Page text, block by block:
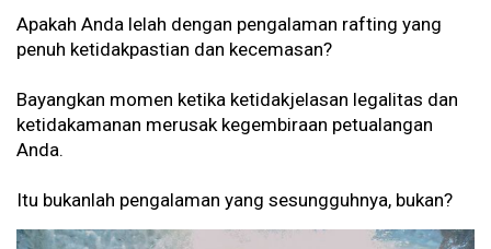
Apakah Anda lelah dengan pengalaman rafting yang
penuh ketidakpastian dan kecemasan?
Bayangkan momen ketika ketidakjelasan legalitas dan
ketidakamanan merusak kegembiraan petualangan
Anda.
Itu bukanlah pengalaman yang sesungguhnya, bukan?